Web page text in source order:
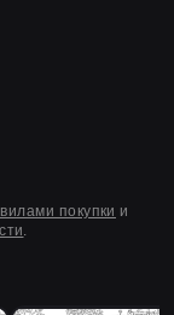
покупки и
.